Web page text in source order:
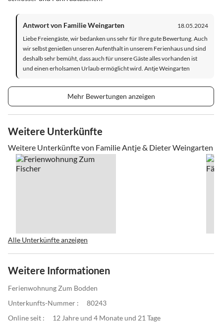
Antwort von Familie Weingarten
18.05.2024
Liebe Freiengäste, wir bedanken uns sehr für Ihre gute Bewertung. Auch
wir selbst genießen unseren Aufenthalt in unserem Ferienhaus und sind
deshalb sehr bemüht, dass auch für unsere Gäste alles vorhanden ist
und einen erholsamen Urlaub ermöglicht wird. Antje Weingarten
Mehr Bewertungen anzeigen
Weitere Unterkünfte
Weitere Unterkünfte von Familie Antje & Dieter Weingarten
Alle Unterkünfte anzeigen
Weitere Informationen
Ferienwohnung Zum Bodden
Unterkunfts-Nummer :
80243
Online seit :
12 Jahre und 4 Monate und 21 Tage